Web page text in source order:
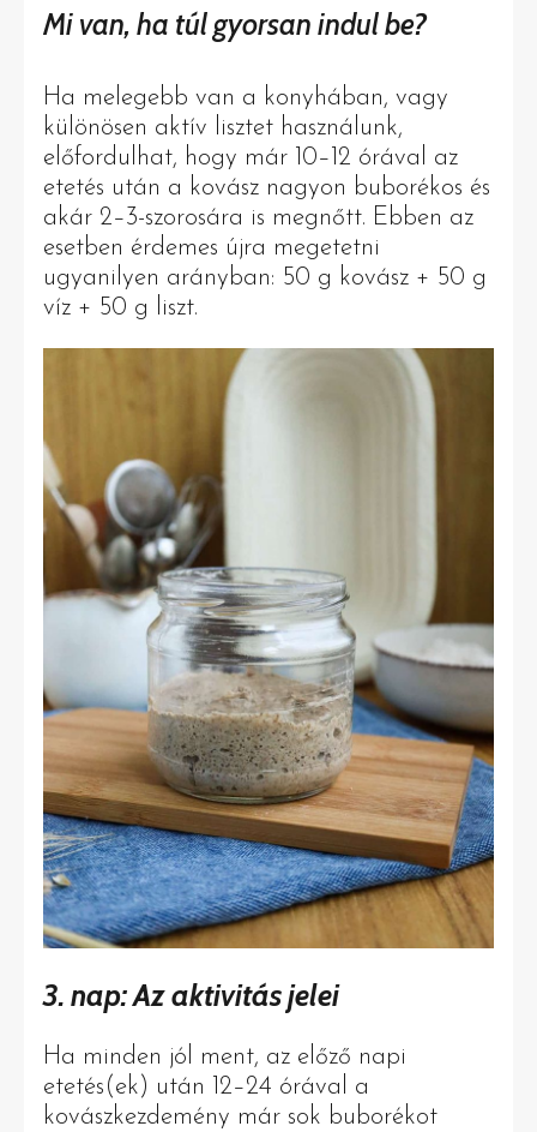
Mi van, ha túl gyorsan indul be?
Ha melegebb van a konyhában, vagy
különösen aktív lisztet használunk,
előfordulhat, hogy már 10–12 órával az
etetés után a kovász nagyon buborékos és
akár 2–3-szorosára is megnőtt. Ebben az
esetben érdemes újra megetetni
ugyanilyen arányban: 50 g kovász + 50 g
víz + 50 g liszt.
3. nap: Az aktivitás jelei
Ha minden jól ment, az előző napi
etetés(ek) után 12–24 órával a
kovászkezdemény már sok buborékot